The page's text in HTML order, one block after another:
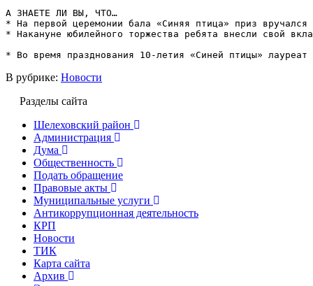
А ЗНАЕТЕ ЛИ ВЫ, ЧТО…
* На первой церемонии бала «Синяя птица» приз вручался
* Накануне юбилейного торжества ребята внесли свой
В рубрике: Новости
Разделы сайта
Шелеховский район
Администрация
Дума
Общественность
Подать обращение
Правовые акты
Муниципальные услуги
Антикоррупционная деятельность
КРП
Новости
ТИК
Карта сайта
Архив